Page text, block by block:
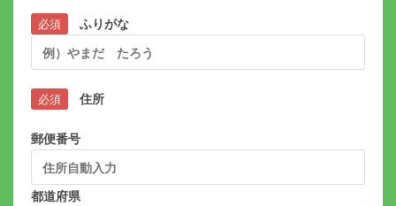
必須 ふりがな
必須 住所
郵便番号
都道府県